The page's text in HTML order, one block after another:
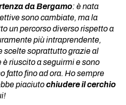
da Bergamo: è nata
sono cambiate, ma la
un percorso diverso rispetto a
più intraprendente,
scelte soprattutto grazie al
riuscito a seguirmi e sono
fatto fino ad ora. Ho sempre
piaciutochiudere il cerchio